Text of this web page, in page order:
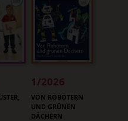
1/2026
:
VON ROBOTERN
UND GRÜNEN
DÄCHERN